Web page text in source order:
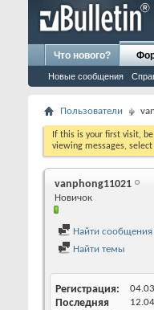
Что нового?
Новые сообщения
Пользователи
If this is your first visit,
viewing messages,
vanphong11021
Новичок
Найти сообщения
Найти темы
Регистрация
Последняя